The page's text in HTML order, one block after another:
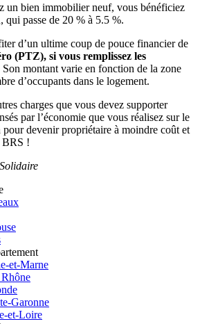
un bien immobilier neuf, vous bénéficiez
, qui passe de 20 % à 5.5 %.
d’un ultime coup de pouce financier de
(PTZ), si vous remplissez les
Son montant varie en fonction de la zone
d’occupants dans le logement.
charges que vous devez supporter
par l’économie que vous réalisez sur le
pour devenir propriétaire à moindre coût et
BRS !
et-Marne
Garonne
et-Loire